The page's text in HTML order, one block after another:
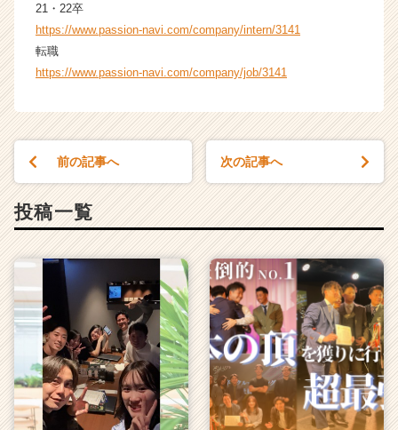
21・22卒
https://www.passion-navi.com/company/intern/3141
転職
https://www.passion-navi.com/company/job/3141
前の記事へ 次の記事へ
投稿一覧